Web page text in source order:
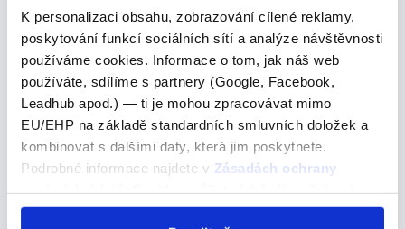
K personalizaci obsahu, zobrazování cílené reklamy,
poskytování funkcí sociálních sítí a analýze návštěvnosti
používáme cookies. Informace o tom, jak náš web
používáte, sdílíme s partnery (Google, Facebook,
Leadhub apod.) — ti je mohou zpracovávat mimo
EU/EHP na základě standardních smluvních doložek a
kombinovat s dalšími daty, která jim poskytnete.
Podrobné informace najdete v Zásadách ochrany
odvolat v nastavení cookies, případně se obrátit na
keen on
keen on
Pojďme se podívat na správné řešení
He was very keen on learning some basic Czech
phrases.Velmi se chtěl naučit některé základní české
fráze A) interested B) keen C) fond Zde je dobré